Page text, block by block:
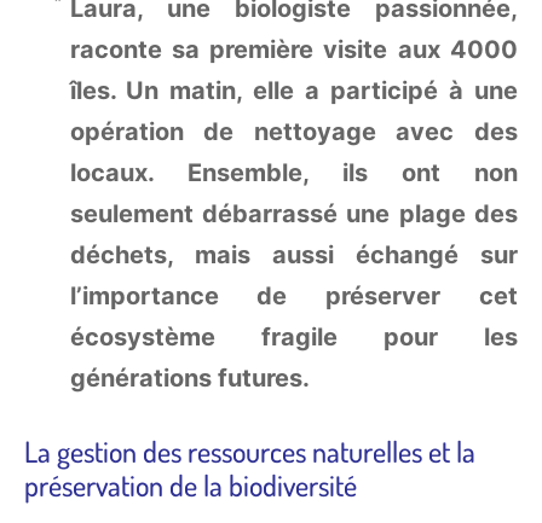
Laura, une biologiste passionnée,
raconte sa première visite aux 4000
îles. Un matin, elle a participé à une
opération de nettoyage avec des
locaux. Ensemble, ils ont non
seulement débarrassé une plage des
déchets, mais aussi échangé sur
l’importance de préserver cet
écosystème fragile pour les
générations futures.
La gestion des ressources naturelles et la
préservation de la biodiversité